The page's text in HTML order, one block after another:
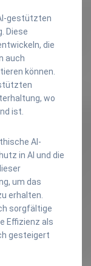
gestützten
Diese
die
auch
können.
wo
ist.
AI-
in AI und die
um das
erhalten.
sorgfältige
Effizienz als
gesteigert